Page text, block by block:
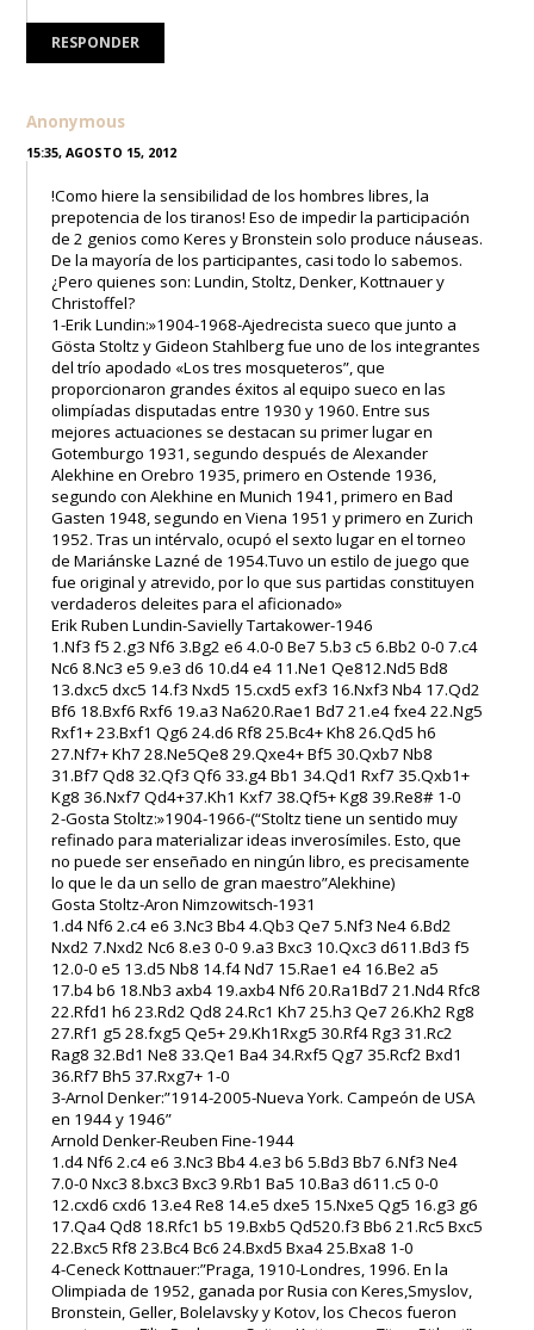
RESPONDER
Anonymous
15:35, AGOSTO 15, 2012
!Como hiere la sensibilidad de los hombres libres, la
prepotencia de los tiranos! Eso de impedir la participación
de 2 genios como Keres y Bronstein solo produce náuseas.
De la mayoría de los participantes, casi todo lo sabemos.
¿Pero quienes son: Lundin, Stoltz, Denker, Kottnauer y
Christoffel?
1-Erik Lundin:»1904-1968-Ajedrecista sueco que junto a
Gösta Stoltz y Gideon Stahlberg fue uno de los integrantes
del trío apodado «Los tres mosqueteros”, que
proporcionaron grandes éxitos al equipo sueco en las
olimpíadas disputadas entre 1930 y 1960. Entre sus
mejores actuaciones se destacan su primer lugar en
Gotemburgo 1931, segundo después de Alexander
Alekhine en Orebro 1935, primero en Ostende 1936,
segundo con Alekhine en Munich 1941, primero en Bad
Gasten 1948, segundo en Viena 1951 y primero en Zurich
1952. Tras un intérvalo, ocupó el sexto lugar en el torneo
de Mariánske Lazné de 1954.Tuvo un estilo de juego que
fue original y atrevido, por lo que sus partidas constituyen
verdaderos deleites para el aficionado»
Erik Ruben Lundin-Savielly Tartakower-1946
1.Nf3 f5 2.g3 Nf6 3.Bg2 e6 4.0-0 Be7 5.b3 c5 6.Bb2 0-0 7.c4
Nc6 8.Nc3 e5 9.e3 d6 10.d4 e4 11.Ne1 Qe812.Nd5 Bd8
13.dxc5 dxc5 14.f3 Nxd5 15.cxd5 exf3 16.Nxf3 Nb4 17.Qd2
Bf6 18.Bxf6 Rxf6 19.a3 Na620.Rae1 Bd7 21.e4 fxe4 22.Ng5
Rxf1+ 23.Bxf1 Qg6 24.d6 Rf8 25.Bc4+ Kh8 26.Qd5 h6
27.Nf7+ Kh7 28.Ne5Qe8 29.Qxe4+ Bf5 30.Qxb7 Nb8
31.Bf7 Qd8 32.Qf3 Qf6 33.g4 Bb1 34.Qd1 Rxf7 35.Qxb1+
Kg8 36.Nxf7 Qd4+37.Kh1 Kxf7 38.Qf5+ Kg8 39.Re8# 1-0
2-Gosta Stoltz:»1904-1966-(“Stoltz tiene un sentido muy
refinado para materializar ideas inverosímiles. Esto, que
no puede ser enseñado en ningún libro, es precisamente
lo que le da un sello de gran maestro”Alekhine)
Gosta Stoltz-Aron Nimzowitsch-1931
1.d4 Nf6 2.c4 e6 3.Nc3 Bb4 4.Qb3 Qe7 5.Nf3 Ne4 6.Bd2
Nxd2 7.Nxd2 Nc6 8.e3 0-0 9.a3 Bxc3 10.Qxc3 d611.Bd3 f5
12.0-0 e5 13.d5 Nb8 14.f4 Nd7 15.Rae1 e4 16.Be2 a5
17.b4 b6 18.Nb3 axb4 19.axb4 Nf6 20.Ra1Bd7 21.Nd4 Rfc8
22.Rfd1 h6 23.Rd2 Qd8 24.Rc1 Kh7 25.h3 Qe7 26.Kh2 Rg8
27.Rf1 g5 28.fxg5 Qe5+ 29.Kh1Rxg5 30.Rf4 Rg3 31.Rc2
Rag8 32.Bd1 Ne8 33.Qe1 Ba4 34.Rxf5 Qg7 35.Rcf2 Bxd1
36.Rf7 Bh5 37.Rxg7+ 1-0
3-Arnol Denker:”1914-2005-Nueva York. Campeón de USA
en 1944 y 1946”
Arnold Denker-Reuben Fine-1944
1.d4 Nf6 2.c4 e6 3.Nc3 Bb4 4.e3 b6 5.Bd3 Bb7 6.Nf3 Ne4
7.0-0 Nxc3 8.bxc3 Bxc3 9.Rb1 Ba5 10.Ba3 d611.c5 0-0
12.cxd6 cxd6 13.e4 Re8 14.e5 dxe5 15.Nxe5 Qg5 16.g3 g6
17.Qa4 Qd8 18.Rfc1 b5 19.Bxb5 Qd520.f3 Bb6 21.Rc5 Bxc5
22.Bxc5 Rf8 23.Bc4 Bc6 24.Bxd5 Bxa4 25.Bxa8 1-0
4-Ceneck Kottnauer:”Praga, 1910-Londres, 1996. En la
Olimpiada de 1952, ganada por Rusia con Keres,Smyslov,
Bronstein, Geller, Bolelavsky y Kotov, los Checos fueron